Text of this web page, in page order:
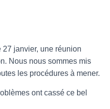
janvier, une réunion
Nous nous sommes mis
les procédures à mener.
ont cassé ce bel